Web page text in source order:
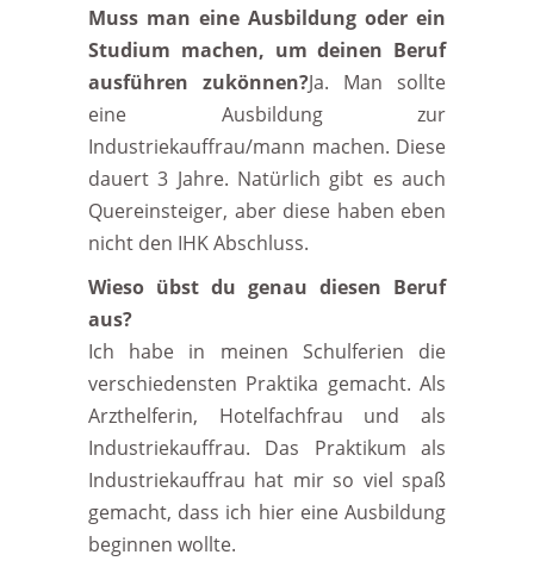
Muss man eine Ausbildung oder ein
Studium machen, um deinen Beruf
ausführen zukönnen?Ja. Man sollte
eine Ausbildung zur
Industriekauffrau/mann machen. Diese
dauert 3 Jahre. Natürlich gibt es auch
Quereinsteiger, aber diese haben eben
nicht den IHK Abschluss.
Wieso übst du genau diesen Beruf
aus?
Ich habe in meinen Schulferien die
verschiedensten Praktika gemacht. Als
Arzthelferin, Hotelfachfrau und als
Industriekauffrau. Das Praktikum als
Industriekauffrau hat mir so viel spaß
gemacht, dass ich hier eine Ausbildung
beginnen wollte.